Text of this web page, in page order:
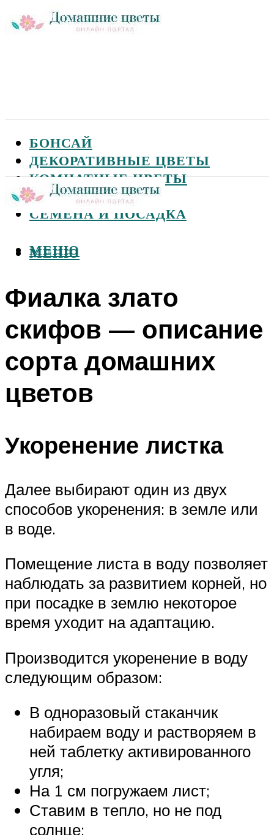
БОНСАЙ
ДЕКОРАТИВНЫЕ ЦВЕТЫ
КОМНАТНЫЕ ЦВЕТЫ
САДОВЫЕ ЦВЕТЫ
СЕМЕНА И ПОСАДКА
МЕНЮ
МЕНЮ
Фиалка злато
скифов — описание
сорта домашних
цветов
Укоренение листка
Далее выбирают один из двух
способов укоренения: в земле или
в воде.
Помещение листа в воду позволяет
наблюдать за развитием корней, но
при посадке в землю некоторое
время уходит на адаптацию.
Производится укоренение в воду
следующим образом:
В одноразовый стаканчик
набираем воду и растворяем в
ней таблетку активированного
угля;
На 1 см погружаем лист;
Ставим в тепло, но не под
солнце;